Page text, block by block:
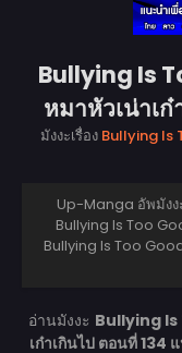
Bullying Is
หมาหัวเน่าเ
มังงะเรื่อง Bullying Is
Up-Manga อัพมัง
Bullying Is Too
Bullying Is Too
อ่านมังงะ Bullying Is
เก๋าเกินไป ตอนที่ 134